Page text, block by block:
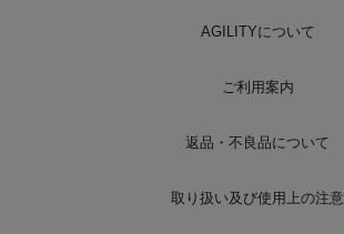
AGILITYについて
ご利用案内
返品・不良品について
取り扱い及び使用上の注意